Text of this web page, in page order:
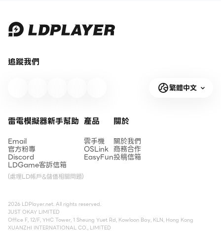
追蹤我們
繁體中文
雷電模擬器新手幫助
Email
官方粉專
Discord
LDGame客訴信箱
(處理LD帳戶&儲值相關問題)
產品
雲手機
OSLink
EasyFun
關於
關於我們
商務合作
投稿信箱
2026 LDPlayer.net. All rights reserved.
JUST OKAY LIMITED
Office F, 12/F, YHC Tower, 1 Sheung Yuet Rd, Kowloon Bay, KLN, Hong Kong
XUANZHI INTERNATIONAL CO., LIMITED